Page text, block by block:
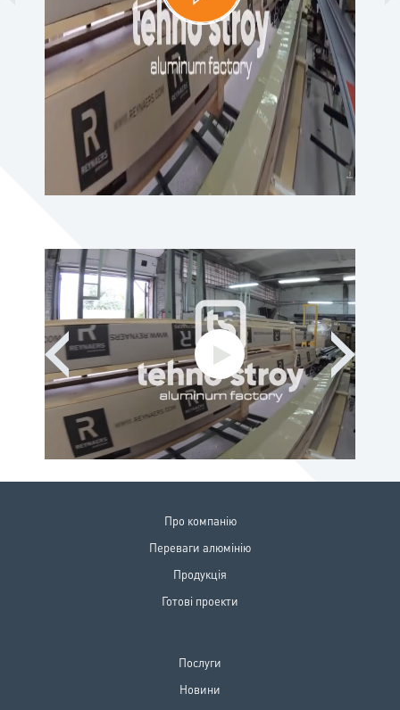
Про компанiю
Переваги алюмiнiю
Продукцiя
Готовi проекти
Послуги
Новини